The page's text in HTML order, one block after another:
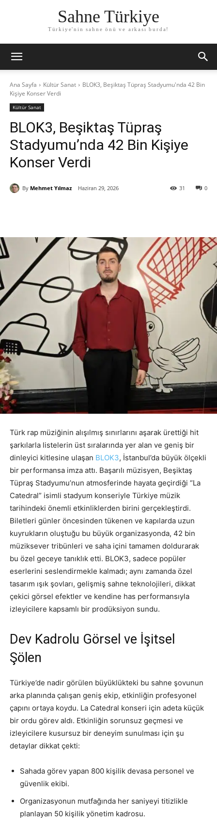
Sahne Türkiye
Türkiye'nin sahne önü ve arkası burda!
Ana Sayfa Kültür Sanat
BLOK3, Beşiktaş Tüpraş Stadyumu'nda 42 Bin
Kişiye Konser Verdi
Kültür Sanat
BLOK3, Beşiktaş Tüpraş
Stadyumu’nda 42 Bin Kişiye
Konser Verdi
By Mehmet Yılmaz Haziran 29, 2026 0
31
Türk rap müziğinin alışılmış sınırlarını aşarak ürettiği hit
şarkılarla listelerin üst sıralarında yer alan ve geniş bir
dinleyici kitlesine ulaşan BLOK3, İstanbul’da büyük ölçekli
bir performansa imza attı. Başarılı müzisyen, Beşiktaş
Tüpraş Stadyumu’nun atmosferinde hayata geçirdiği “La
Catedral” isimli stadyum konseriyle Türkiye müzik
tarihindeki önemli etkinliklerden birini gerçekleştirdi.
Biletleri günler öncesinden tükenen ve kapılarda uzun
kuyrukların oluştuğu bu büyük organizasyonda, 42 bin
müziksever tribünleri ve saha içini tamamen doldurarak
bu özel geceye tanıklık etti. BLOK3, sadece popüler
eserlerini seslendirmekle kalmadı; aynı zamanda özel
tasarım ışık şovları, gelişmiş sahne teknolojileri, dikkat
çekici görsel efektler ve kendine has performansıyla
izleyicilere kapsamlı bir prodüksiyon sundu.
Dev Kadrolu Görsel ve İşitsel
Şölen
Türkiye’de nadir görülen büyüklükteki bu sahne şovunun
arka planında çalışan geniş ekip, etkinliğin profesyonel
çapını ortaya koydu. La Catedral konseri için adeta küçük
bir ordu görev aldı. Etkinliğin sorunsuz geçmesi ve
izleyicilere kusursuz bir deneyim sunulması için şu
detaylar dikkat çekti:
Sahada görev yapan 800 kişilik devasa personel ve
güvenlik ekibi.
Organizasyonun mutfağında her saniyeyi titizlikle
planlayan 50 kişilik yönetim kadrosu.